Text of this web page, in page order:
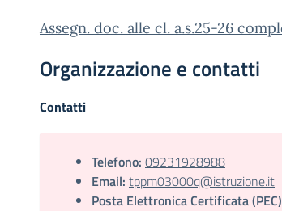
Assegn. doc. alle cl. a.s.25-26
Organizzazione e contatti
Contatti
Telefono: 09231928988
Email: tppm03000q@istruzione.it
Posta Elettronica Certificata